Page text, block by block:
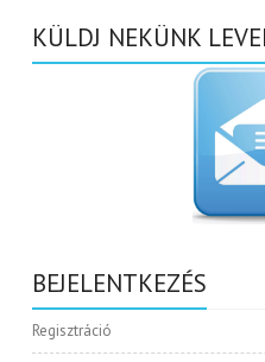
KÜLDJ NEKÜNK
BEJELENTKEZÉS
Regisztráció